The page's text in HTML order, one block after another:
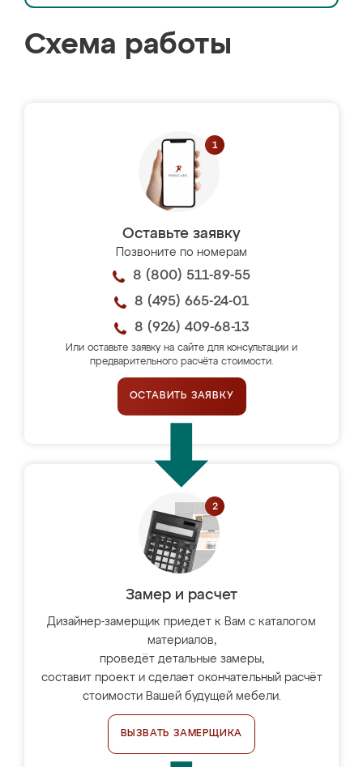
Схема работы
Оставьте заявку
Позвоните по номерам
8 (800) 511-89-55
8 (495) 665-24-01
8 (926) 409-68-13
Или оставьте заявку на сайте для консультации и
предварительного расчёта стоимости.
ОСТАВИТЬ ЗАЯВКУ
Замер и расчет
Дизайнер-замерщик приедет к Вам с каталогом
материалов,
проведёт детальные замеры,
составит проект и сделает окончательный расчёт
стоимости Вашей будущей мебели.
ВЫЗВАТЬ ЗАМЕРЩИКА